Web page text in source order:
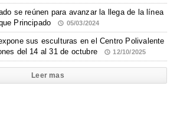
se reúnen para avanzar la llega de la línea
Principado
05/03/2024
sus esculturas en el Centro Polivalente
del 14 al 31 de octubre
12/10/2025
Leer mas